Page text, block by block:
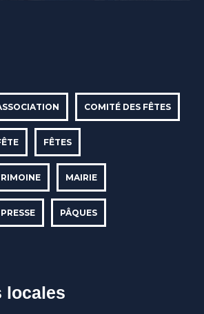
COMITÉ DES FÊTES
FÊTES
MAIRIE
PRESSE PÂQUES
locales